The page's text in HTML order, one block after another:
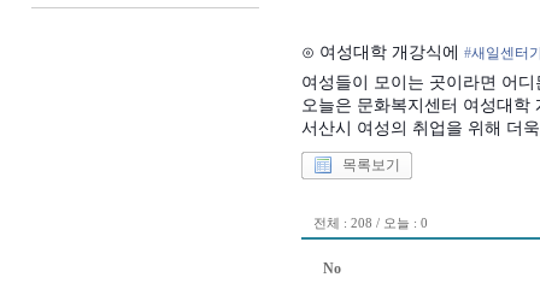
⊙ 여성대학 개강식에 ‪#‎새일센터
여성들이 모이는 곳이라면 어
오늘은 문화복지센터 여성대
서산시 여성의 취업을 위해 더
목록보기
전체 : 208 / 오늘 : 0
No